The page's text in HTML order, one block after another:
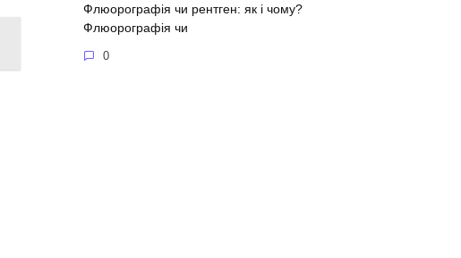
Флюорографія чи рентген: як і чому?
Флюорографія чи
0